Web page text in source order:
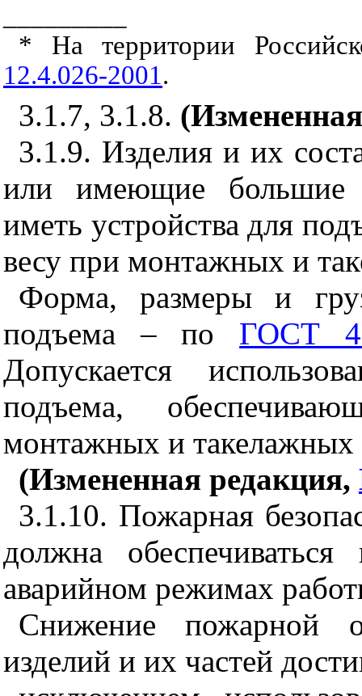
* На территории
12.4.026-2001.
3.1.7, 3.1.8.
3.1.9. Изделия и их
или имеющие большие
иметь устройства для
весу при монтажных и
Форма, размеры и
подъема – по ГОСТ
Допускается
подъема,
монтажных и такелажных
(Измененная редакция,
3.1.10. Пожарная
должна
аварийном режимах
Снижение пожарной
изделий и их частей